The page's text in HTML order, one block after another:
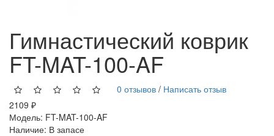
Гимнастический коврик
FT-MAT-100-AF
0 отзывов / Написать отзыв
2109 ₽
Модель: FT-MAT-100-AF
Наличие: В запасе